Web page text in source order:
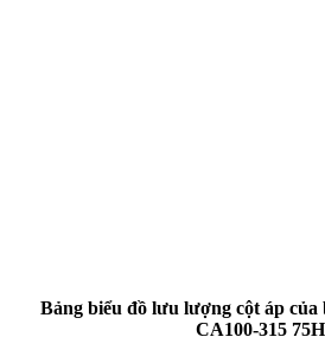
Bảng biểu đồ lưu lượng cột áp
CA100-315